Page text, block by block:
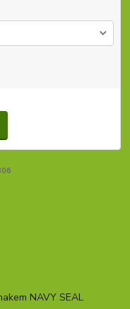
NAVY SEAL